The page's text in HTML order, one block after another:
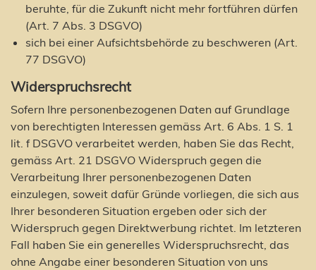
beruhte, für die Zukunft nicht mehr fortführen dürfen
(Art. 7 Abs. 3 DSGVO)
sich bei einer Aufsichtsbehörde zu beschweren (Art.
77 DSGVO)
Widerspruchsrecht
Sofern Ihre personenbezogenen Daten auf Grundlage
von berechtigten Interessen gemäss Art. 6 Abs. 1 S. 1
lit. f DSGVO verarbeitet werden, haben Sie das Recht,
gemäss Art. 21 DSGVO Widerspruch gegen die
Verarbeitung Ihrer personenbezogenen Daten
einzulegen, soweit dafür Gründe vorliegen, die sich aus
Ihrer besonderen Situation ergeben oder sich der
Widerspruch gegen Direktwerbung richtet. Im letzteren
Fall haben Sie ein generelles Widerspruchsrecht, das
ohne Angabe einer besonderen Situation von uns